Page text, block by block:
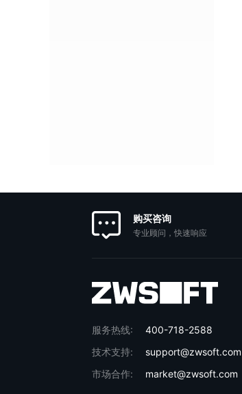
购买咨询
专业顾问，快速响应
服务热线:
400-718-2588
技术支持:
support@zwsoft.com
市场合作:
market@zwsoft.com